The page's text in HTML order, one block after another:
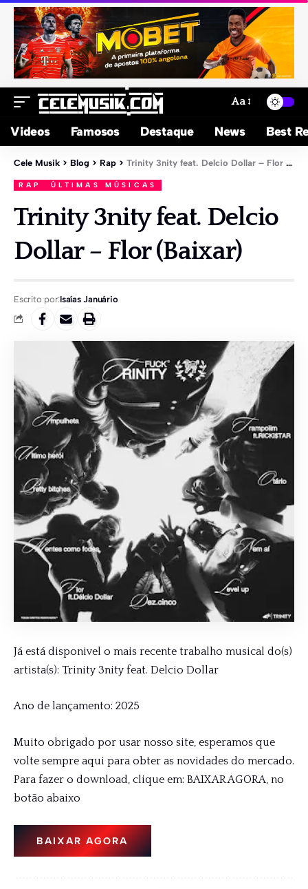
Aa
Videos Famosos Destaque News Best
Cele Musik > Blog > Rap > Trinity 3nity feat. Delcio Dollar – Flor (Baixar)
RAP ÚLTIMAS MÚSICAS
Trinity 3nity feat. Delcio
Dollar – Flor (Baixar)
Escrito por:Isaías Januário
Já está disponivel o mais recente trabalho musical do(s)
artista(s): Trinity 3nity feat. Delcio Dollar
Ano de lançamento: 2025
Muito obrigado por usar nosso site, esperamos que
volte sempre aqui para obter as novidades do mercado.
Para fazer o download, clique em: BAIXAR AGORA, no
botão abaixo
BAIXAR AGORA